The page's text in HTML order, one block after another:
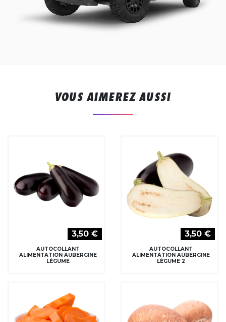
VOUS AIMEREZ AUSSI
3,50 €
AUTOCOLLANT
ALIMENTATION AUBERGINE
LÉGUME
3,50 €
AUTOCOLLANT
ALIMENTATION AUBERGINE
LÉGUME 2